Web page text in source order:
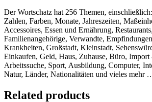
Der Wortschatz hat 256 Themen,
Zahlen, Farben, Monate, Jahreszeiten,
Accessoires, Essen und Ernährung, Restaurants,
Familienangehörige, Verwandte,
Krankheiten, Großstadt, Kleinstadt,
Einkaufen, Geld, Haus, Zuhause, Büro,
Arbeitssuche, Sport, Ausbildung, Computer,
Natur, Länder, Nationalitäten und vieles mehr
Related products